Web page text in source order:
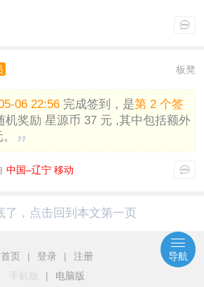
板凳
06 22:56完成签到，是第 2 个签
机奖励 星源币 37 元 ,其中包括额外
中国–辽宁 移动
了，点击回到本文第一页
首页 | 登录 |
注册
手机版
| 电脑版
导航